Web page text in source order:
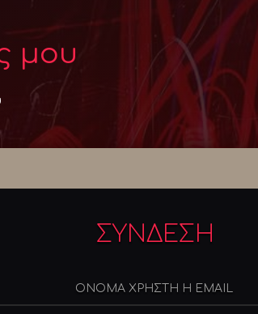
μου
ΣΥΝΔΕΣΗ
ΟΝΟΜΑ ΧΡΗΣΤΗ Η EMAIL